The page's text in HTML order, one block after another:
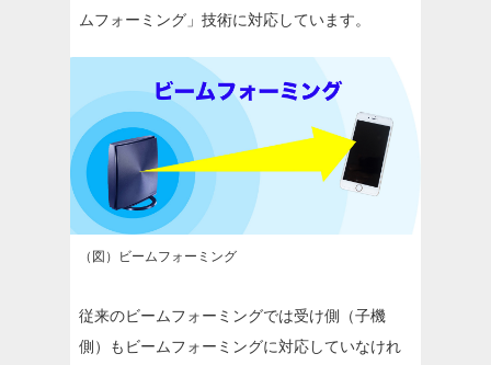
ムフォーミング」技術に対応しています。
（図）ビームフォーミング
従来のビームフォーミングでは受け側（子機
側）もビームフォーミングに対応していなけれ